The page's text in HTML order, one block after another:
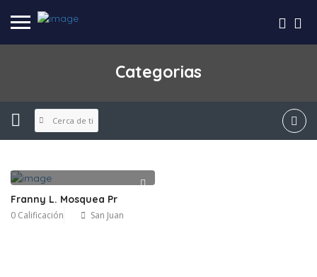
Categorias
Cerca de ti
Franny L. Mosquea Pr
0 Calificación San Juan